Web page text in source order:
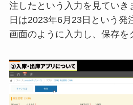
注したという入力を見ていき
日は2023年6月23日という発
画面のように入力し、保存を